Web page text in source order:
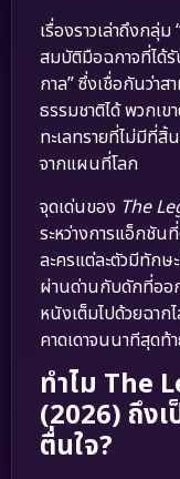
เรื่องราวเล่าถึงก
สมบัติมือฉกาจที่ได้รั
กาล” ซึ่งเชื่อกันว่า
ธรรมชาติได้ พวกเ
ทะเลทรายที่ไม่มีที่
จากแผนที่โลก
จุดเด่นของ The
ระหว่างการแอ็กชั
ละครแต่ละตัวมีทักษ
ผ่านด่านกับดักที่ออ
หนังเต็มไปด้วยฉาก
คาดเดาจนนาทีสุดท้
ทำไม The
(2026) ถึง
ตื่นใจ?